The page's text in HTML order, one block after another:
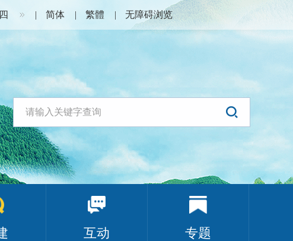
简体 繁體 无障碍浏览
互动 专题